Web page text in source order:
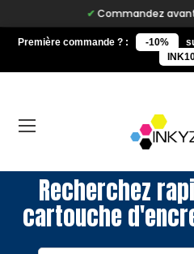
Commandez avant
Première commande ? : -10%
Recherchez
cartouche